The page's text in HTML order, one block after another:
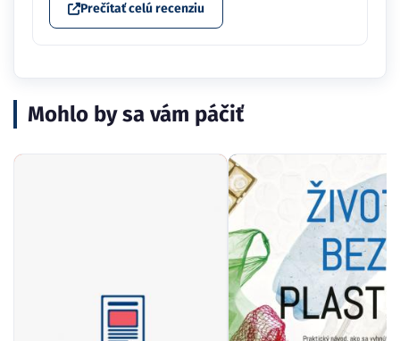
Prečítať celú recenziu
Mohlo by sa vám páčiť